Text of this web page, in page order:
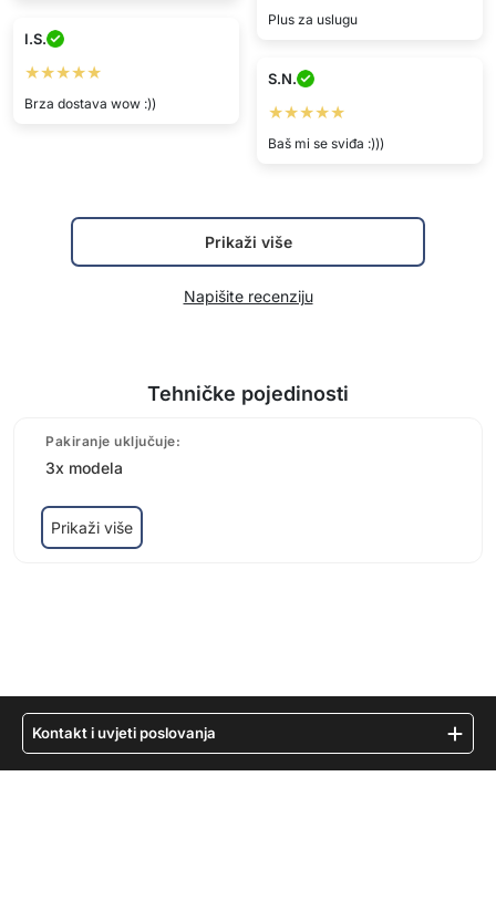
Plus za uslugu
I.S.
★★★★★
Brza dostava wow :))
S.N.
★★★★★
Baš mi se sviđa :)))
Prikaži više
Napišite recenziju
Tehničke pojedinosti
Pakiranje uključuje:
3x modela
Prikaži više
Kontakt i uvjeti poslovanja